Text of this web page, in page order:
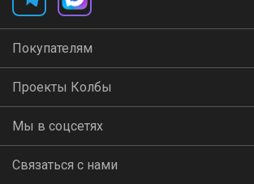
Покупателям
Проекты Колбы
Мы в соцсетях
Связаться с нами